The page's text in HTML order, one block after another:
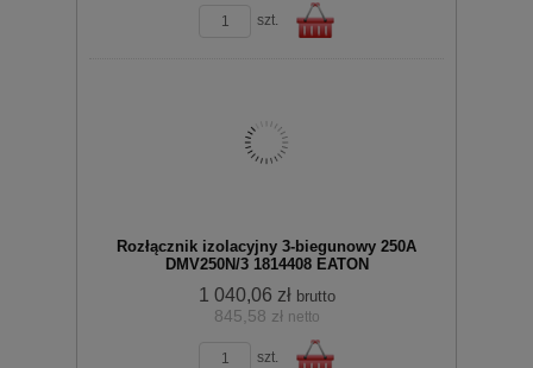
koszyka
szt.
koszyka
Rozłącznik izolacyjny 3-biegunowy 250A
DMV250N/3 1814408 EATON
1 040,06 zł brutto
845,58 zł netto
szt.
zobacz szczegóły